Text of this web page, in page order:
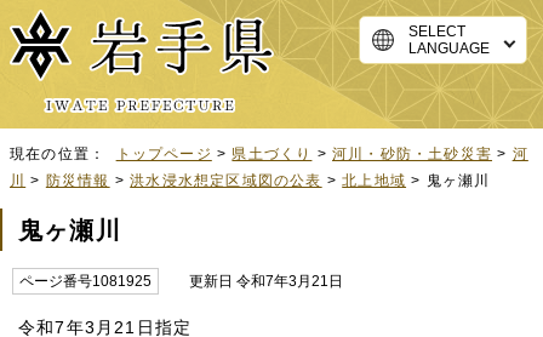
SELECT
LANGUAGE
現在の位置： トップページ > 県土づくり >河川・砂防・土砂災害 > 河
川
> 防災情報 >洪水浸水想定区域図の公表 >北上地域 > 鬼ヶ瀬川
鬼ヶ瀬川
ページ番号1081925 更新日 令和7年3月21日
令和7年3月21日指定